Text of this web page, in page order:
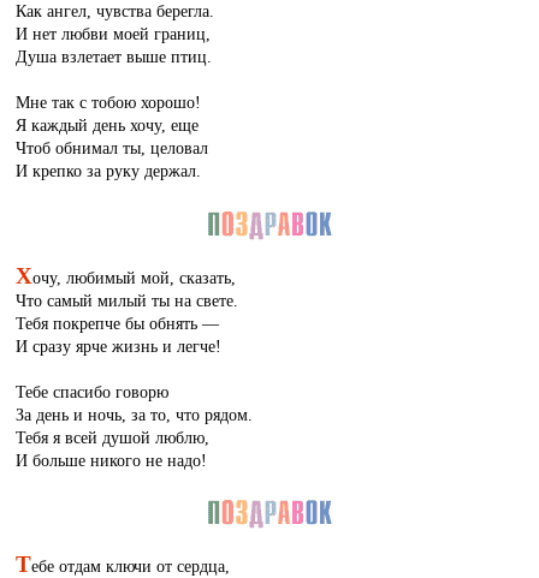
Как ангел, чувства берегла.
И нет любви моей границ,
Душа взлетает выше птиц.
Мне так с тобою хорошо!
Я каждый день хочу, еще
Чтоб обнимал ты, целовал
И крепко за руку держал.
Хочу, любимый мой, сказать,
Что самый милый ты на свете.
Тебя покрепче бы обнять —
И сразу ярче жизнь и легче!
Тебе спасибо говорю
За день и ночь, за то, что рядом.
Тебя я всей душой люблю,
И больше никого не надо!
Тебе отдам ключи от сердца,